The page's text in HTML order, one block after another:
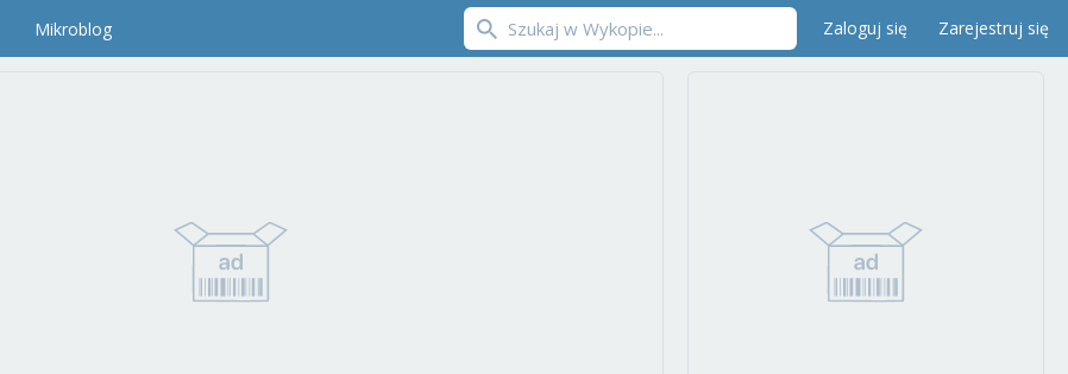
Mikroblog Zaloguj się Zarejestruj się